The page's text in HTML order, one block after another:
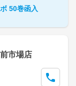
50巻函入
市場店